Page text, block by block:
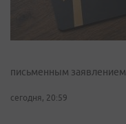
письменным заявлением
сегодня, 20:59